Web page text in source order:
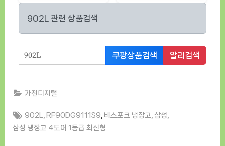
902L 관련 상품검색
쿠팡상품검색 알리검색
가전디지털
Tags:
902L RF90DG9111S9 비스포크 냉장고 ,삼성
삼성 냉장고 4도어 1등급 최신형